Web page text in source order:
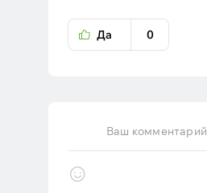
Да 0
Ваш комментарий